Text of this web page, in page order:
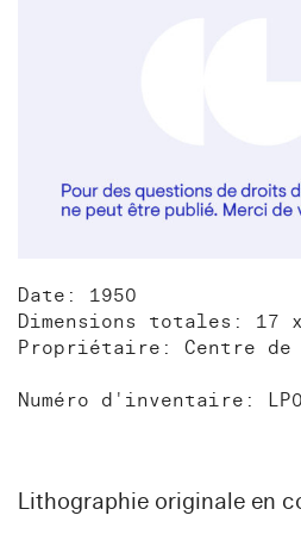
Date: 1950
Dimensions totales: 17
Propriétaire: Centre de
Numéro d'inventaire:
Lithographie originale en